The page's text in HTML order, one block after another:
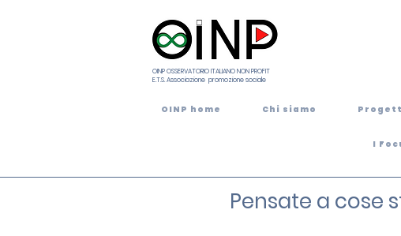
OINP OSSERVATORIO ITALIANO NON PROFIT
E.T.S. Associazione promozione sociale
OINP home Chi siamo
I
Pensate a cose